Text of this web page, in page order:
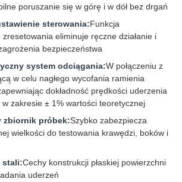
poruszanie się w górę i w dół bez drgań
sterowania:Funkcja
eliminuje ręczne działanie i
bezpieczeństwa
system odciągania:W połączeniu z
w celu nagłego wycofania ramienia
dokładność prędkości uderzenia
zakresie ± 1% wartości teoretycznej
zbiornik próbek:Szybko zabezpiecza
wielkości do testowania krawędzi, boków i
stali:Cechy konstrukcji płaskiej powierzchni
uderzeń